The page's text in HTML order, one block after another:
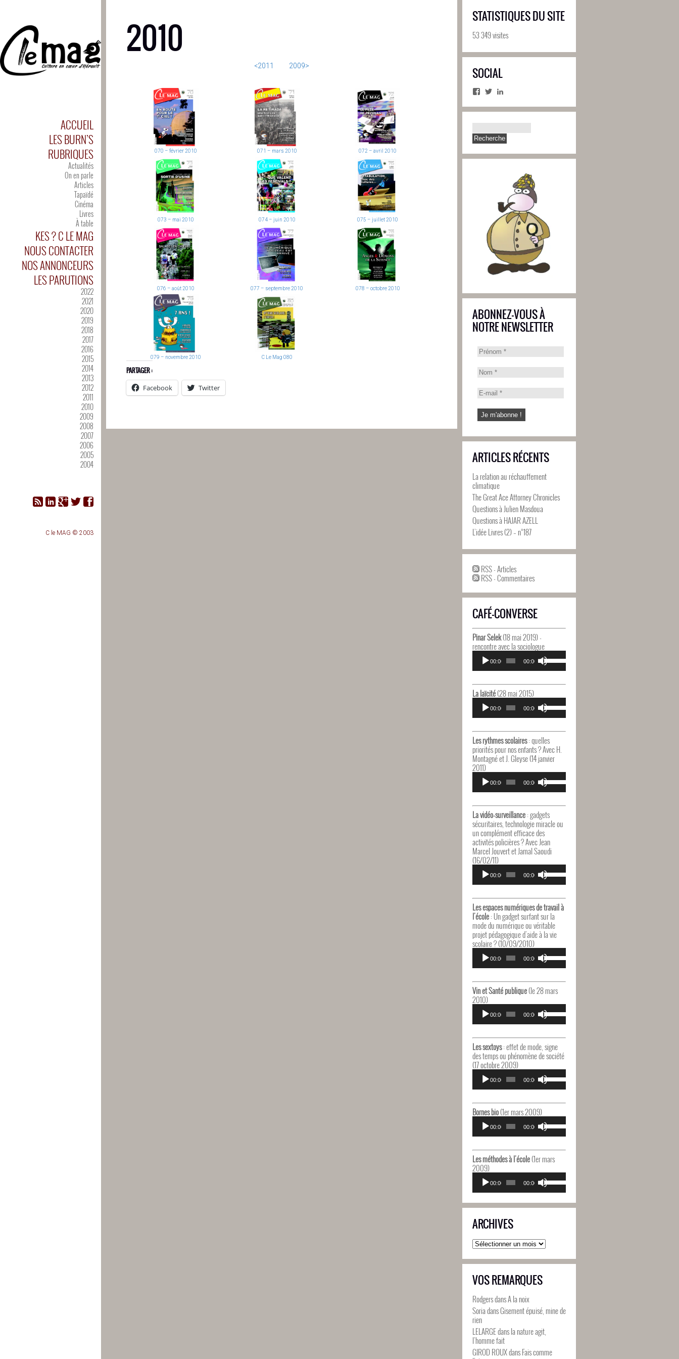
ACCUEIL
LES BURN’S
RUBRIQUES
Actualités
On en parle
Articles
Tapaïdé
Cinéma
Livres
À table
KES ? C LE MAG
NOUS CONTACTER
NOS ANNONCEURS
LES PARUTIONS
2022
2021
2020
2019
2018
2017
2016
2015
2014
2013
2012
2011
2010
2009
2008
2007
2006
2005
2004
C le MAG © 2003
2010
<2011 2009>
070 – février 2010 071 – mars 2010 072 – avril 2010
073 – mai 2010 074 – juin 2010 075 – juillet 2010
076 – août 2010 077 – septembre 2010 078 – octobre 2010
079 – novembre 2010 C Le Mag 080
PARTAGER :
Facebook
Twitter
STATISTIQUES DU SITE
53 349 visites
SOCIAL
Facebook
Twitter
ABONNEZ-VOUS À
NOTRE NEWSLETTER
ARTICLES RÉCENTS
La relation au réchauffement
climatique
The Great Ace Attorney Chronicles
Questions à Julien Masdoua
Questions à HAJAR AZELL
L’idée Livres (2) – n°187
RSS - Articles
RSS - Commentaires
CAFÉ-CONVERSE
Pinar Selek(18 mai 2019) -
rencontre avec la sociologue
Lecteur
audio
00:00 00:00
Utilisez
les
flèches
augmenter
ou
diminuer
volume.
La laïcité(28 mai 2015)
Lecteur
audio
00:00 00:00
Utilisez
les
flèches
pour
augmenter
ou
le
volume.
Les rythmes scolaires: quelles
priorités pour nos enfants ? Avec H.
Montagné et J. Gleyse (14 janvier
2011)
Lecteur
audio
00:00 00:00
Utilisez
les
flèches
pour
augmenter
ou
diminuer
le
La vidéo-surveillance: gadgets
sécuritaires, technologie miracle ou
un complément efficace des
activités policières ? Avec Jean
Marcel Jouvert et Jamal Saoudi
(16/02/11)
Lecteur
audio
00:00 00:00
Utilisez
les
flèches
pour
augmenter
ou
diminuer
volume.
Les espaces numériques de travail à
l'école: Un gadget surfant sur la
mode du numérique ou véritable
projet pédagogique d'aide à la vie
scolaire ? (10/09/2010)
Lecteur
audio
00:00 00:00
Utilisez
les
flèches
pour
ou
diminuer
le
Vin et Santé publique(le 28 mars
2010)
Lecteur
audio
00:00 00:00
Utilisez
les
flèches
pour
augmenter
diminuer
le
volume.
Les sextoys: effet de mode, signe
des temps ou phénomène de société
(17 octobre 2009)
Lecteur
audio
00:00 00:00
Utilisez
les
flèches
augmenter
ou
diminuer
Bornes bio(1er mars 2009)
Lecteur
audio
00:00 00:00
Utilisez
les
flèches
pour
ou
diminuer
le
volume.
Les méthodes à l'école(1er mars
2009)
Lecteur
audio
00:00 00:00
Utilisez
les
flèches
haut/bas
diminuer
le
volume.
ARCHIVES
Archives
VOS REMARQUES
RodgersdansA la noix
SoriadansGisement épuisé, mine de
rien
LELARGEdansla nature agit,
l’homme fait
GIROD ROUXdansFais comme